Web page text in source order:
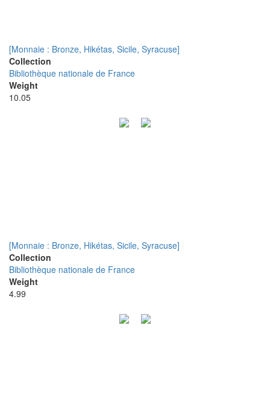
[Monnaie : Bronze, Hikétas, Sicile, Syracuse]
Collection
Bibliothèque nationale de France
Weight
10.05
[Monnaie : Bronze, Hikétas, Sicile, Syracuse]
Collection
Bibliothèque nationale de France
Weight
4.99